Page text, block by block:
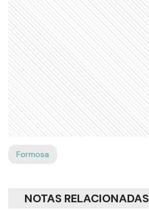
Formosa
NOTAS RELACIONADAS